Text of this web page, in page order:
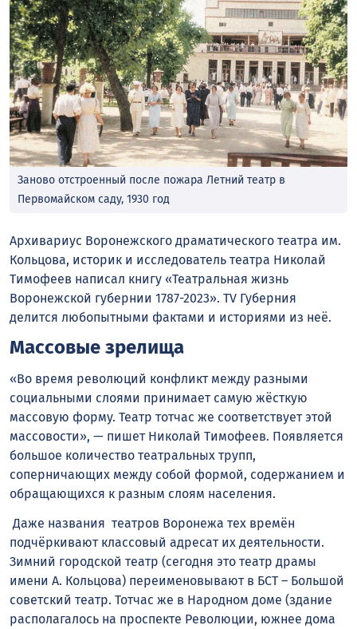
Заново отстроенный после пожара Летний театр в
Первомайском саду, 1930 год
Архивариус Воронежского драматического театра им.
Кольцова, историк и исследователь театра Николай
Тимофеев написал книгу «Театральная жизнь
Воронежской губернии 1787-2023». TV Губерния
делится любопытными фактами и историями из неё.
Массовые зрелища
«Во время революций конфликт между разными
социальными слоями принимает самую жёсткую
массовую форму. Театр тотчас же соответствует этой
массовости», — пишет Николай Тимофеев. Появляется
большое количество театральных трупп,
соперничающих между собой формой, содержанием и
обращающихся к разным слоям населения.
Даже названия театров Воронежа тех времён
подчёркивают классовый адресат их деятельности.
Зимний городской театр (сегодня это театр драмы
имени А. Кольцова) переименовывают в БСТ – Большой
советский театр. Тотчас же в Народном доме (здание
располагалось на проспекте Революции, южнее дома